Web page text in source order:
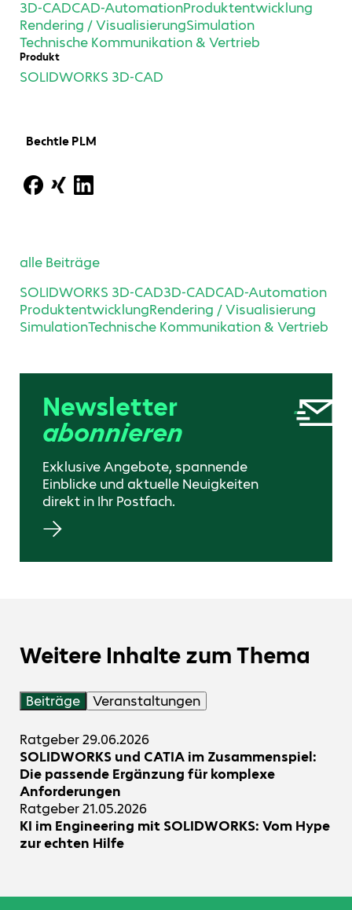
3D-CADCAD-AutomationProduktentwicklung
Rendering / VisualisierungSimulation
Technische Kommunikation & Vertrieb
Produkt
SOLIDWORKS 3D-CAD
Bechtle PLM
alle Beiträge
SOLIDWORKS 3D-CAD3D-CADCAD-Automation
ProduktentwicklungRendering / Visualisierung
SimulationTechnische Kommunikation & Vertrieb
Newsletter
abonnieren
Exklusive Angebote, spannende
Einblicke und aktuelle Neuigkeiten
direkt in Ihr Postfach.
Weitere Inhalte zum Thema
Beiträge Veranstaltungen
Ratgeber29.06.2026
SOLIDWORKS und CATIA im Zusammenspiel:
Die passende Ergänzung für komplexe
Anforderungen
Ratgeber21.05.2026
KI im Engineering mit SOLIDWORKS: Vom Hype
zur echten Hilfe